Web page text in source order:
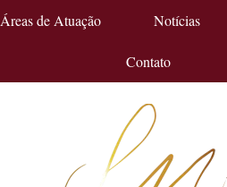
Áreas de Atuação Notícias
Contato